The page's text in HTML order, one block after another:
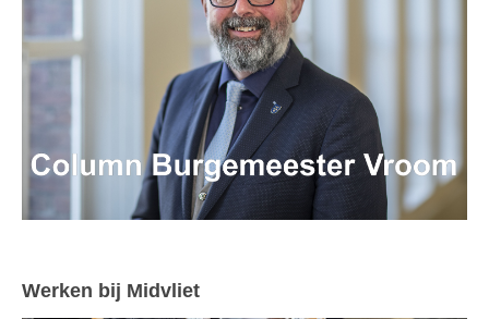
Werken bij Midvliet